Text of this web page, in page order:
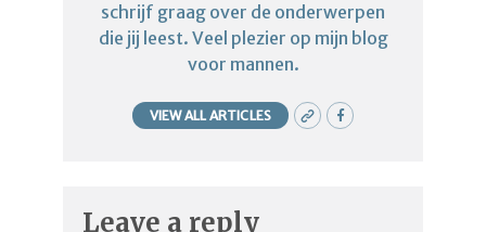
schrijf graag over de onderwerpen
die jij leest. Veel plezier op mijn blog
voor mannen.
VIEW ALL ARTICLES
Leave a reply